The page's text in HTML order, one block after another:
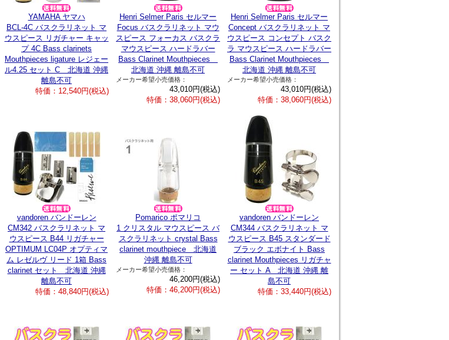
YAMAHA ヤマハ
BCL-4C バスクラリネット マ
ウスピース リガチャー キャッ
プ 4C Bass clarinets
Mouthpieces ligature レジェー
ル4.25 セット C 北海道 沖縄
離島不可
特価：12,540円(税込)
Henri Selmer Paris セルマー
Focus バスクラリネット マウ
スピース フォーカス バスクラ
マウスピース ハードラバー
Bass Clarinet Mouthpieces
北海道 沖縄 離島不可
メーカー希望小売価格：
43,010円(税込)
特価：38,060円(税込)
Henri Selmer Paris セルマー
Concept バスクラリネット マ
ウスピース コンセプト バスク
ラ マウスピース ハードラバー
Bass Clarinet Mouthpieces
北海道 沖縄 離島不可
メーカー希望小売価格：
43,010円(税込)
特価：38,060円(税込)
vandoren バンドーレン
CM342 バスクラリネット マ
ウスピース B44 リガチャー
OPTIMUM LC04P オプティマ
ム レゼルヴ リード 1箱 Bass
clarinet セット 北海道 沖縄
離島不可
特価：48,840円(税込)
Pomarico ポマリコ
1 クリスタル マウスピース バ
スクラリネット crystal Bass
clarinet mouthpiece 北海道
沖縄 離島不可
メーカー希望小売価格：
46,200円(税込)
特価：46,200円(税込)
vandoren バンドーレン
CM344 バスクラリネット マ
ウスピース B45 スタンダード
ブラック エボナイト Bass
clarinet Mouthpieces リガチャ
ー セット A 北海道 沖縄 離
島不可
特価：33,440円(税込)